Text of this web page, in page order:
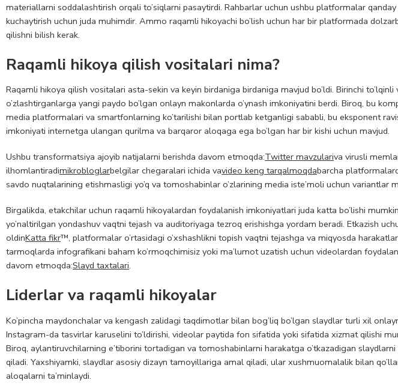
materiallarni soddalashtirish orqali to’siqlarni pasaytirdi. Rahbarlar uchun ushbu platformalar
kuchaytirish uchun juda muhimdir. Ammo raqamli hikoyachi bo’lish uchun har bir platformada
qilishni bilish kerak.
Raqamli hikoya qilish vositalari nima?
Raqamli hikoya qilish vositalari asta-sekin va keyin birdaniga birdaniga mavjud bo’ldi. Birinchi
o’zlashtirganlarga yangi paydo bo’lgan onlayn makonlarda o’ynash imkoniyatini berdi. Biroq, bu
media platformalari va smartfonlarning ko’tarilishi bilan portlab ketganligi sababli, bu eksponent
imkoniyati internetga ulangan qurilma va barqaror aloqaga ega bo’lgan har bir kishi uchun mavjud.
Ushbu transformatsiya ajoyib natijalarni berishda davom etmoqda:Twitter mavzulariva virusli
ilhomlantiradimikrobloglarbelgilar chegaralari ichida vavideo keng tarqalmoqdabarcha
savdo nuqtalarining etishmasligi yo’q va tomoshabinlar o’zlarining media iste’moli uchun variantlar
Birgalikda, etakchilar uchun raqamli hikoyalardan foydalanish imkoniyatlari juda katta bo’lishi
yo’naltirilgan yondashuv vaqtni tejash va auditoriyaga tezroq erishishga yordam beradi. Etkazish
oldinKatta fikr™, platformalar o’rtasidagi o’xshashlikni topish vaqtni tejashga va miqyosda
tarmoqlarda infografikani baham ko’rmoqchimisiz yoki ma’lumot uzatish uchun videolardan
davom etmoqda:Slayd taxtalari.
Liderlar va raqamli hikoyalar
Ko’pincha maydonchalar va kengash zalidagi taqdimotlar bilan bog’liq bo’lgan slaydlar turli xil
Instagram-da tasvirlar karuselini to’ldirishi, videolar paytida fon sifatida yoki sifatida xizmat qilishi
Biroq, aylantiruvchilarning e’tiborini tortadigan va tomoshabinlarni harakatga o’tkazadigan
qiladi. Yaxshiyamki, slaydlar asosiy dizayn tamoyillariga amal qiladi, ular xushmuomalalik bilan
aloqalarni ta’minlaydi.